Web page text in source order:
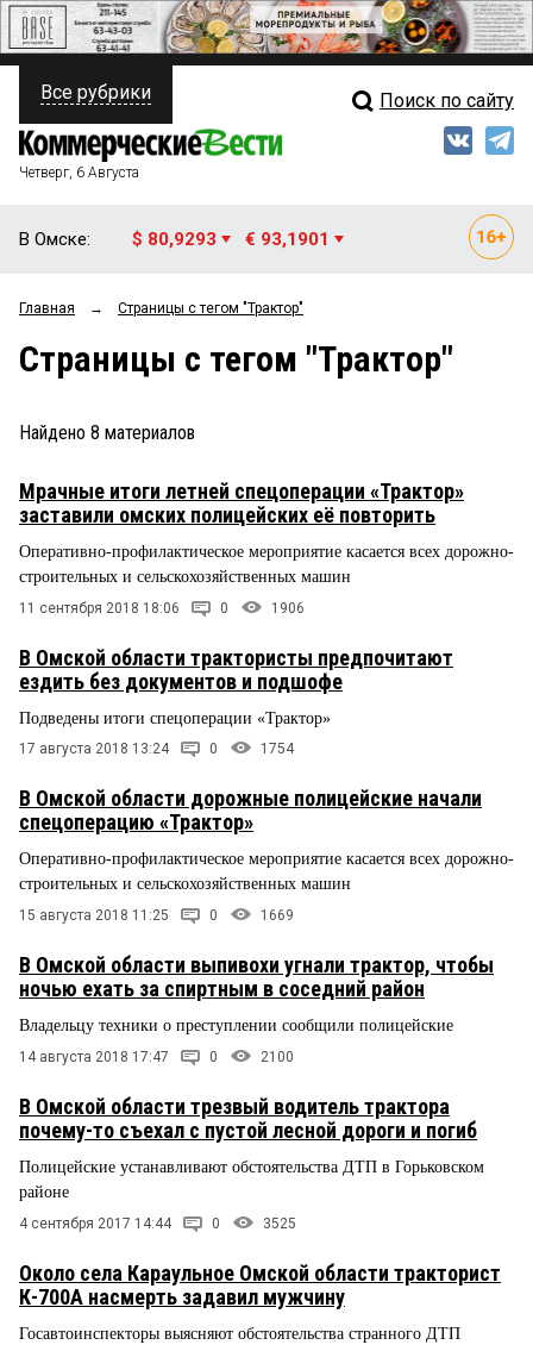
ПОЛИТИКА
ФИНАНСЫ
ОБЩЕСТВО
ЗАКОН
НОВОСТИ КОМПАНИЙ
Свежий выпуск
Рейтинги
Все рубрики Поиск по сайту
Четверг, 6 Августа
В Омске: $ 80,9293 € 93,1901
Главная → Страницы c тегом "Трактор"
Страницы c тегом "Трактор"
Найдено 8 материалов
Мрачные итоги летней спецоперации «Трактор»
заставили омских полицейских её повторить
Оперативно-профилактическое мероприятие касается всех дорожно-
строительных и сельскохозяйственных машин
11 сентября 2018 18:06 0 1906
В Омской области трактористы предпочитают
ездить без документов и подшофе
Подведены итоги спецоперации «Трактор»
17 августа 2018 13:24 0 1754
В Омской области дорожные полицейские начали
спецоперацию «Трактор»
Оперативно-профилактическое мероприятие касается всех дорожно-
строительных и сельскохозяйственных машин
15 августа 2018 11:25 0 1669
В Омской области выпивохи угнали трактор, чтобы
ночью ехать за спиртным в соседний район
Владельцу техники о преступлении сообщили полицейские
14 августа 2018 17:47 0 2100
В Омской области трезвый водитель трактора
почему-то съехал с пустой лесной дороги и погиб
Полицейские устанавливают обстоятельства ДТП в Горьковском
районе
4 сентября 2017 14:44 0 3525
Около села Караульное Омской области тракторист
К-700А насмерть задавил мужчину
Госавтоинспекторы выясняют обстоятельства странного ДТП